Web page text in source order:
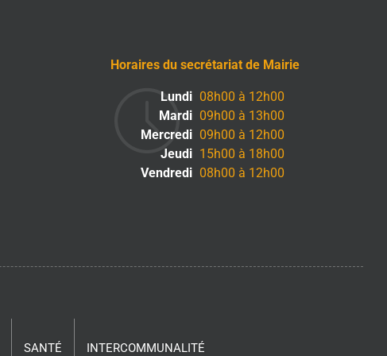
Horaires du secrétariat de Mairie
Lundi 08h00 à 12h00
Mardi 09h00 à 13h00
Mercredi 09h00 à 12h00
Jeudi 15h00 à 18h00
Vendredi 08h00 à 12h00
SANTÉ INTERCOMMUNALITÉ